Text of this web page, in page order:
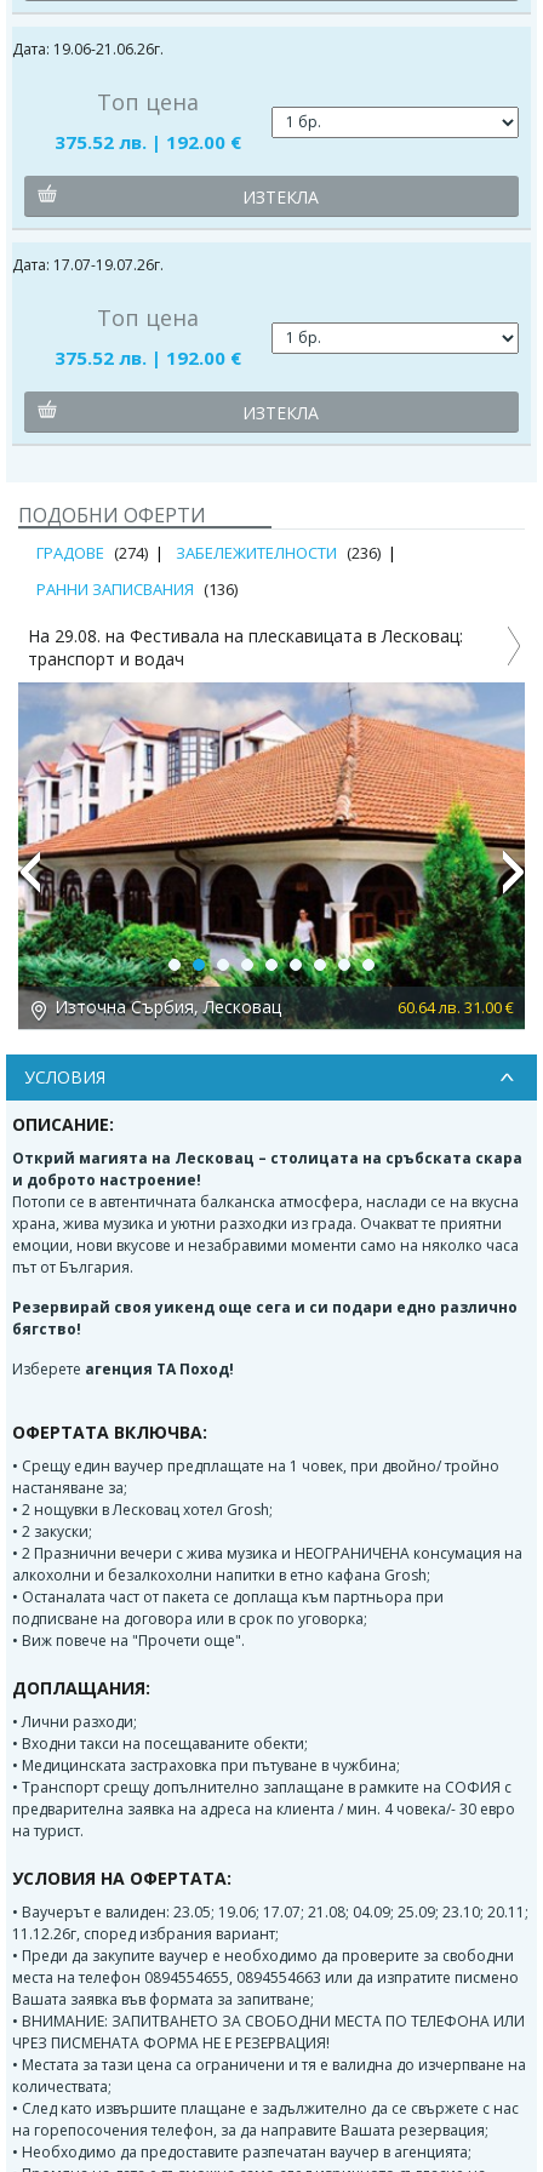
Дата: 19.06-21.06.26г.
Топ цена
375.52 лв. | 192.00 €
ИЗТЕКЛА
Дата: 17.07-19.07.26г.
Топ цена
375.52 лв. | 192.00 €
ИЗТЕКЛА
ПОДОБНИ ОФЕРТИ
ГРАДОВЕ (274) ЗАБЕЛЕЖИТЕЛНОСТИ (236)
РАННИ ЗАПИСВАНИЯ (136)
На 29.08. на Фестивала на плескавицата в Лесковац:
транспорт и водач
Източна Сърбия, Лесковац 60.64 лв. 31.00 €
Previous Next
УСЛОВИЯ
ОПИСАНИЕ:
Открий магията на Лесковац – столицата на сръбската скара
и доброто настроение!
Потопи се в автентичната балканска атмосфера, наслади се на вкусна
храна, жива музика и уютни разходки из града. Очакват те приятни
емоции, нови вкусове и незабравими моменти само на няколко часа
път от България.
Резервирай своя уикенд още сега и си подари едно различно
бягство!
Изберете агенция ТА Поход!
ОФЕРТАТА ВКЛЮЧВА:
• Срещу един ваучер предплащате на 1 човек, при двойно/ тройно
настаняване за;
• 2 нощувки в Лесковац хотел Grosh;
• 2 закуски;
• 2 Празнични вечери с жива музика и НЕОГРАНИЧЕНА консумация на
алкохолни и безалкохолни напитки в етно кафана Grosh;
• Останалата част от пакета се доплаща към партньора при
подписване на договора или в срок по уговорка;
• Виж повече на "Прочети още".
ДОПЛАЩАНИЯ:
• Лични разходи;
• Входни такси на посещаваните обекти;
• Медицинската застраховка при пътуване в чужбина;
• Транспорт срещу допълнително заплащане в рамките на СОФИЯ с
предварителна заявка на адреса на клиента / мин. 4 човека/- 30 евро
на турист.
УСЛОВИЯ НА ОФЕРТАТА:
• Ваучерът е валиден: 23.05; 19.06; 17.07; 21.08; 04.09; 25.09; 23.10; 20.11;
11.12.26г, според избрания вариант;
• Преди да закупите ваучер е необходимо да проверите за свободни
места на телефон 0894554655, 0894554663 или да изпратите писмено
Вашата заявка във формата за запитване;
• ВНИМАНИЕ: ЗАПИТВАНЕТО ЗА СВОБОДНИ МЕСТА ПО ТЕЛЕФОНА ИЛИ
ЧРЕЗ ПИСМЕНАТА ФОРМА НЕ Е РЕЗЕРВАЦИЯ!
• Местата за тази цена са ограничени и тя е валидна до изчерпване на
количествата;
• След като извършите плащане е задължително да се свържете с нас
на горепосочения телефон, за да направите Вашата резервация;
• Необходимо да предоставите разпечатан ваучер в агенцията;